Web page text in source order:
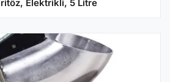
Elektrikli, 5 Litre